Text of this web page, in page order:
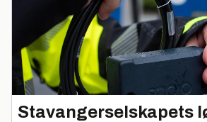
Stavangerselskapets